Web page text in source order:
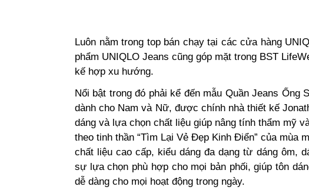
Luôn nằm trong top bán chạy tại các cửa hàng
phẩm UNIQLO Jeans cũng góp mặt trong BST
kế hợp xu hướng.
Nổi bật trong đó phải kể đến mẫu Quần Jeans Ống
dành cho Nam và Nữ, được chính nhà thiết kế
dáng và lựa chọn chất liệu giúp nâng tính thẩm mỹ
theo tinh thần “Tìm Lại Vẻ Đẹp Kinh Điển” của mùa
chất liệu cao cấp, kiểu dáng đa dạng từ dáng ôm,
sự lựa chọn phù hợp cho mọi bản phối, giúp tôn
dễ dàng cho mọi hoạt động trong ngày.